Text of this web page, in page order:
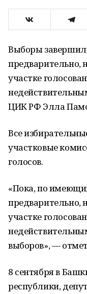
Выборы
предварительно,
участке
ЦИК РФ Элла
Все
участковые
голосов.
«Пока, по
предварительно,
участке
выборов», —
8 сентября в
республики,